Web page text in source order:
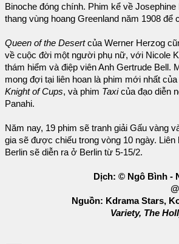
Binoche đóng chính. Phim kể về
thang vùng hoang Greenland năm 1908 để
Queen of the Desertcủa Werner Herzog
về cuộc đời một người phụ nữ, với Nicole
thám hiểm và điệp viên Anh Gertrude Bell.
mong đợi tại liên hoan là phim mới nhất
Knight of Cups, và phim Taxicủa đạo diễn
Panahi.
Năm nay, 19 phim sẽ tranh giải Gấu vàng
gia sẽ được chiếu trong vòng 10 ngày. Liên
Berlin sẽ diễn ra ở Berlin từ 5-15/2.
Dịch: © Ngô Bình -
Nguồn: Kdrama Stars,
Variety, The